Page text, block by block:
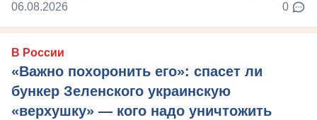
06.08.2026 0
В России
«Важно похоронить его»: спасет ли
бункер Зеленского украинскую
«верхушку» — кого надо уничтожить